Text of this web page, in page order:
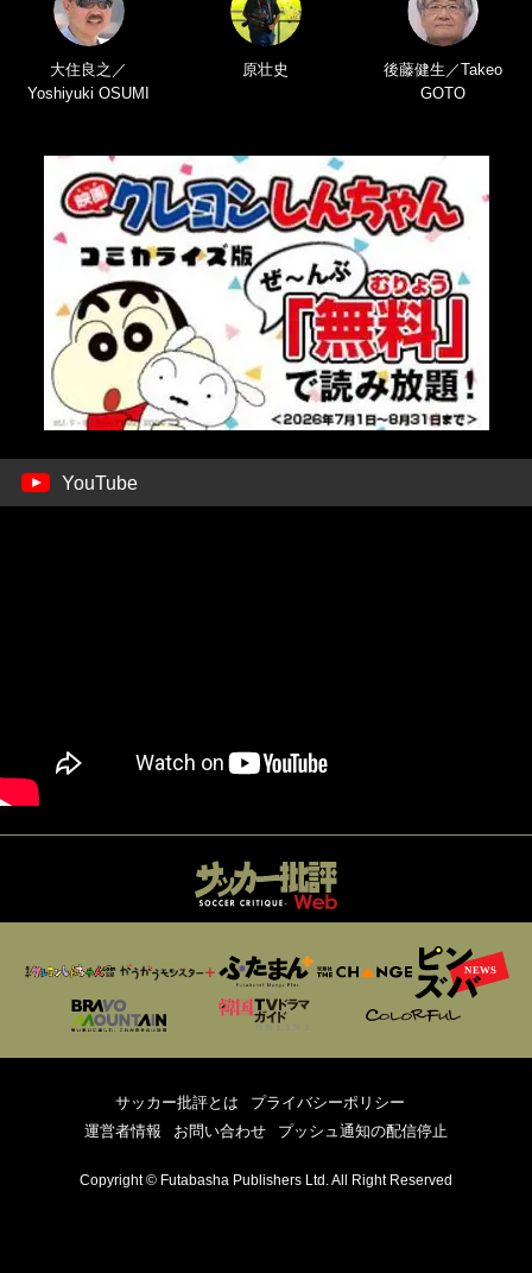
大住良之／
Yoshiyuki OSUMI
原壮史
後藤健生／Takeo
GOTO
YouTube
サッカー批評とは
プライバシーポリシー
運営者情報
お問い合わせ プッシュ通知の配信停止
Copyright © Futabasha Publishers Ltd. All Right Reserved